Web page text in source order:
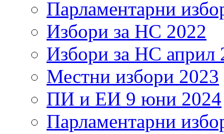
Парламентарни
Избори за НС 2022
Избори за НС април
Местни избори 2023
ПИ и ЕИ 9 юни 2024
Парламентарни